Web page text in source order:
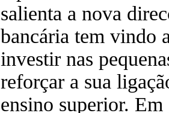
salienta a nova
bancária tem vindo
investir nas
reforçar a sua
ensino superior.